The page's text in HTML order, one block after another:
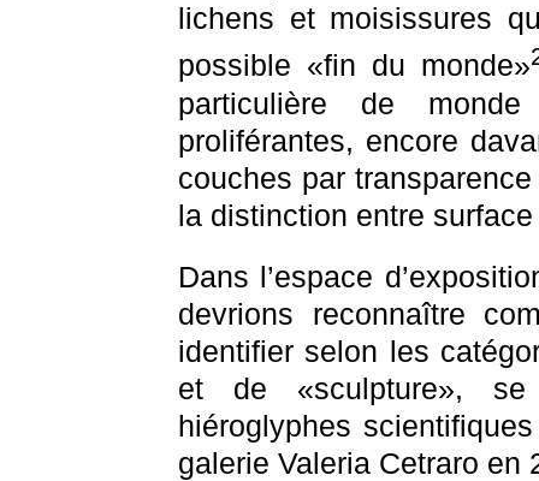
lichens et moisissures
possible «fin du monde»
particulière de
proliférantes, encore
couches par
la distinction entre
Dans l’espace
devrions reconnaître
identifier selon les
et de «sculpture», se
hiéroglyphes
galerie Valeria Cetraro